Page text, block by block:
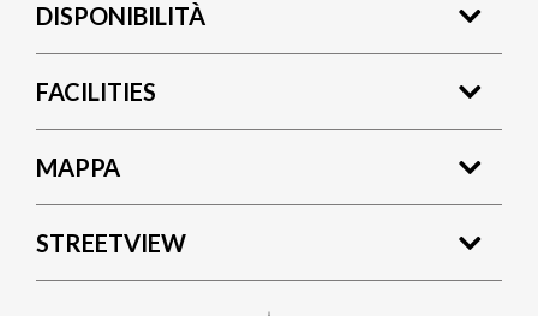
DISPONIBILITÀ
FACILITIES
MAPPA
STREETVIEW